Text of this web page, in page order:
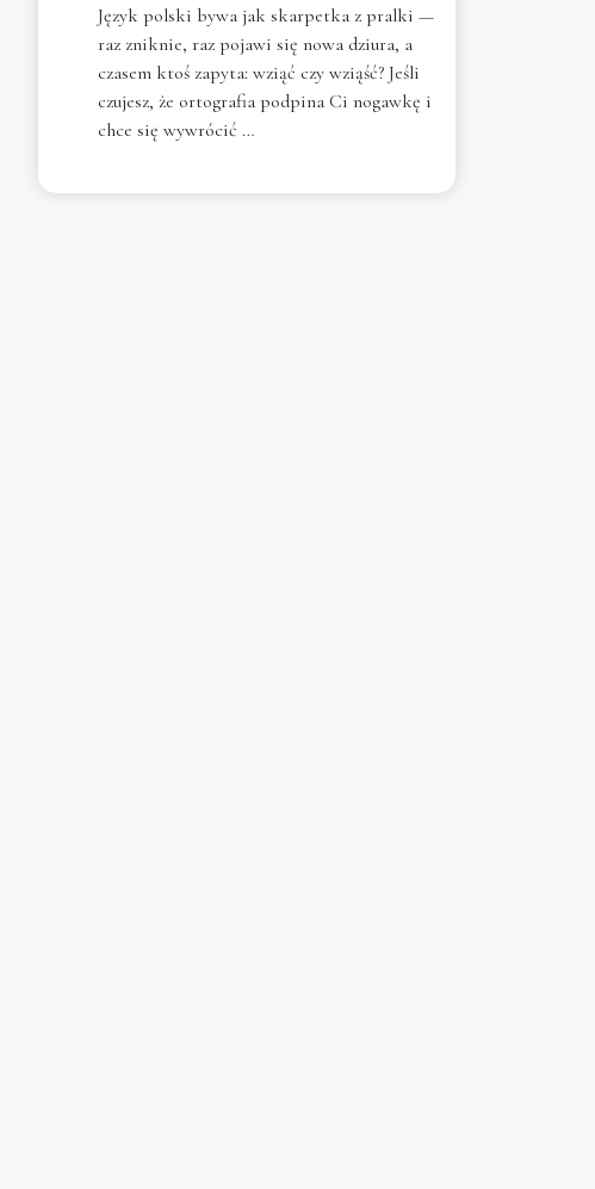
Język polski bywa jak skarpetka z pralki —
raz zniknie, raz pojawi się nowa dziura, a
czasem ktoś zapyta: wziąć czy wziąść? Jeśli
czujesz, że ortografia podpina Ci nogawkę i
chce się wywrócić …